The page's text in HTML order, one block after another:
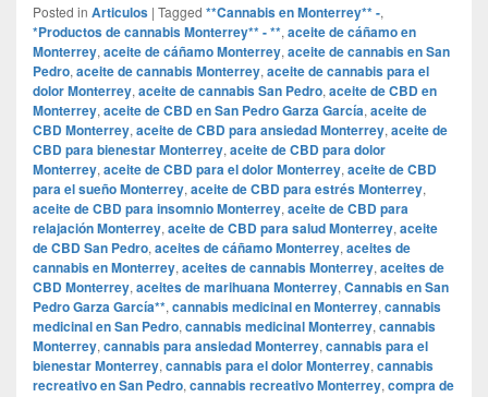
Posted in Articulos | Tagged **Cannabis en Monterrey** -,
*Productos de cannabis Monterrey** - **, aceite de cáñamo en
Monterrey, aceite de cáñamo Monterrey, aceite de cannabis en San
Pedro, aceite de cannabis Monterrey, aceite de cannabis para el
dolor Monterrey, aceite de cannabis San Pedro, aceite de CBD en
Monterrey, aceite de CBD en San Pedro Garza García, aceite de
CBD Monterrey, aceite de CBD para ansiedad Monterrey, aceite de
CBD para bienestar Monterrey, aceite de CBD para dolor
Monterrey, aceite de CBD para el dolor Monterrey, aceite de CBD
para el sueño Monterrey, aceite de CBD para estrés Monterrey,
aceite de CBD para insomnio Monterrey, aceite de CBD para
relajación Monterrey, aceite de CBD para salud Monterrey, aceite
de CBD San Pedro, aceites de cáñamo Monterrey, aceites de
cannabis en Monterrey, aceites de cannabis Monterrey, aceites de
CBD Monterrey, aceites de marihuana Monterrey, Cannabis en San
Pedro Garza García**, cannabis medicinal en Monterrey, cannabis
medicinal en San Pedro, cannabis medicinal Monterrey, cannabis
Monterrey, cannabis para ansiedad Monterrey, cannabis para el
bienestar Monterrey, cannabis para el dolor Monterrey, cannabis
recreativo en San Pedro, cannabis recreativo Monterrey, compra de